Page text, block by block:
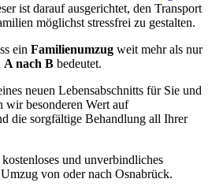
ist darauf ausgerichtet, den Transport
möglichst stressfrei zu gestalten.
ein Familienumzug weit mehr als nur
A nach B bedeutet.
neuen Lebensabschnitts für Sie und
wir besonderen Wert auf
die sorgfältige Behandlung all Ihrer
und unverbindliches
von oder nach Osnabrück.